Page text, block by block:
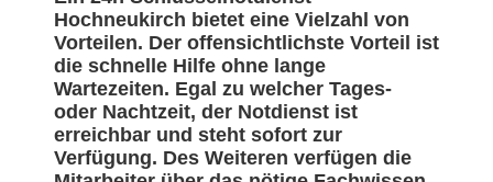
Hochneukirch bietet eine Vielzahl von
Vorteilen. Der offensichtlichste Vorteil ist
die schnelle Hilfe ohne lange
Wartezeiten. Egal zu welcher Tages-
oder Nachtzeit, der Notdienst ist
erreichbar und steht sofort zur
Verfügung. Des Weiteren verfügen die